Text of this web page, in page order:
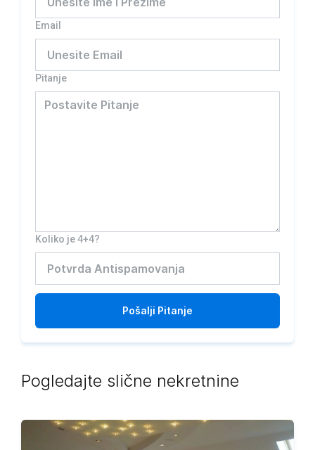
Email
Pitanje
Koliko je 4+4?
Pošalji Pitanje
Pogledajte slične nekretnine